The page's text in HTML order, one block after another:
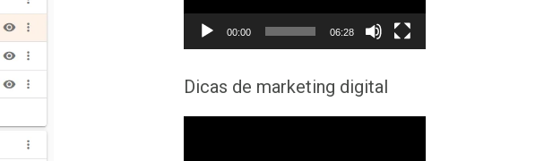
00:00 06:28
Dicas de marketing digital